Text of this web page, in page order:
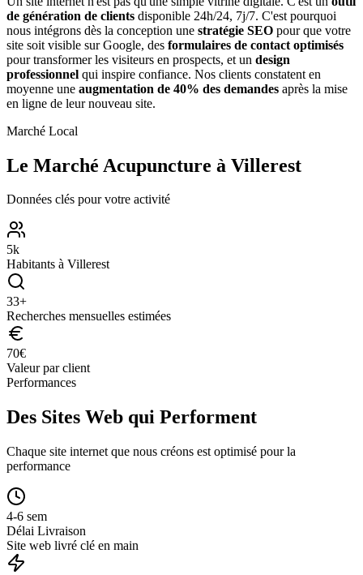
de génération de clients disponible 24h/24, 7j/7. C'est pourquoi
nous intégrons dès la conception une stratégie SEO pour que votre
site soit visible sur Google, des formulaires de contact optimisés
pour transformer les visiteurs en prospects, et un design
professionnel qui inspire confiance. Nos clients constatent en
moyenne une augmentation de 40% des demandes après la mise
en ligne de leur nouveau site.
Marché Local
Le Marché Acupuncture à Villerest
Données clés pour votre activité
5k
Habitants à Villerest
33+
Recherches mensuelles estimées
70€
Valeur par client
Performances
Des Sites Web qui Performent
Chaque site internet que nous créons est optimisé pour la
performance
4-6 sem
Délai Livraison
Site web livré clé en main